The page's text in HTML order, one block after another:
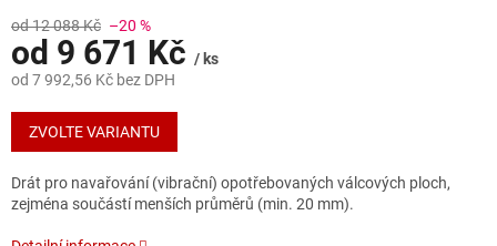
od 12 088 Kč –20 %
od 9 671 Kč / ks
od 7 992,56 Kč bez DPH
Měrná
cena:
ZVOLTE VARIANTU
Drát pro navařování (vibrační) opotřebovaných válcových ploch,
zejména součástí menších průměrů (min. 20 mm).